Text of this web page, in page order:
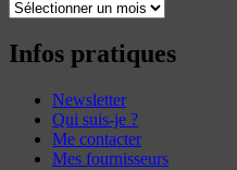
Toutes
reliures
Infos pratiques
Newsletter
Qui suis-je ?
Me contacter
Mes fournisseurs